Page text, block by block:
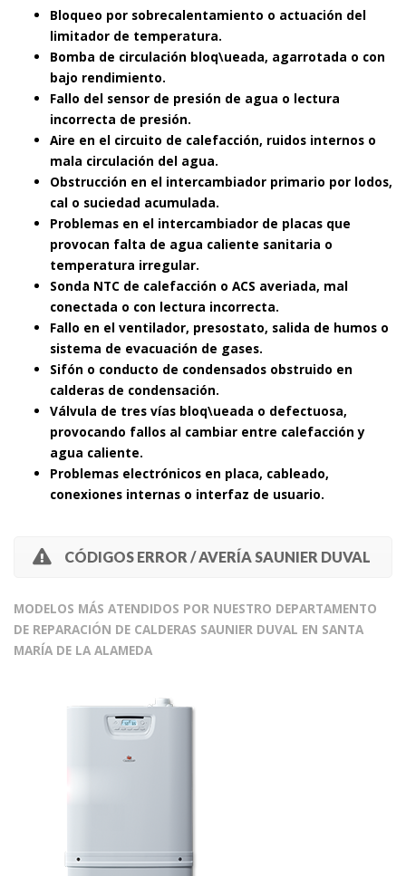
Bloqueo por sobrecalentamiento o actuación del
limitador de temperatura.
Bomba de circulación bloq\ueada, agarrotada o con
bajo rendimiento.
Fallo del sensor de presión de agua o lectura
incorrecta de presión.
Aire en el circuito de calefacción, ruidos internos o
mala circulación del agua.
Obstrucción en el intercambiador primario por lodos,
cal o suciedad acumulada.
Problemas en el intercambiador de placas que
provocan falta de agua caliente sanitaria o
temperatura irregular.
Sonda NTC de calefacción o ACS averiada, mal
conectada o con lectura incorrecta.
Fallo en el ventilador, presostato, salida de humos o
sistema de evacuación de gases.
Sifón o conducto de condensados obstruido en
calderas de condensación.
Válvula de tres vías bloq\ueada o defectuosa,
provocando fallos al cambiar entre calefacción y
agua caliente.
Problemas electrónicos en placa, cableado,
conexiones internas o interfaz de usuario.
CÓDIGOS ERROR / AVERÍA SAUNIER DUVAL
MODELOS MÁS ATENDIDOS POR NUESTRO DEPARTAMENTO
DE REPARACIÓN DE CALDERAS SAUNIER DUVAL EN SANTA
MARÍA DE LA ALAMEDA